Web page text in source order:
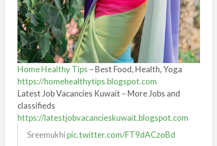
Home Healthy Tips – Best Food, Health, Yoga
https://homehealthytips.blogspot.com
Latest Job Vacancies Kuwait – More Jobs and
classifieds
https://latestjobvacancieskuwait.blogspot.com
Sreemukhi pic.twitter.com/FT9dACzoBd